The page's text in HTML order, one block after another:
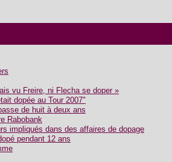
vu Freire, ni Flecha se doper »
dopée au Tour 2007"
de huit à deux ans
Rabobank
impliqués dans des affaires de dopage
pendant 12 ans